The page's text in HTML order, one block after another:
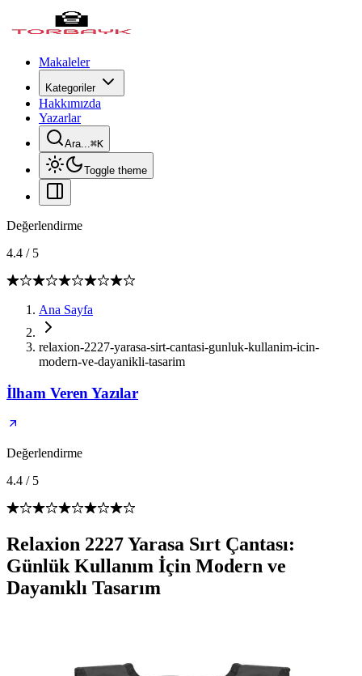
Makaleler
Kategoriler
Hakkımızda
Yazarlar
Ara...⌘K
Toggle theme
Değerlendirme
4.4 / 5
Ana Sayfa
relaxion-2227-yarasa-sirt-cantasi-gunluk-kullanim-icin-
modern-ve-dayanikli-tasarim
İlham Veren Yazılar
Değerlendirme
4.4 / 5
Relaxion 2227 Yarasa Sırt Çantası:
Günlük Kullanım İçin Modern ve
Dayanıklı Tasarım